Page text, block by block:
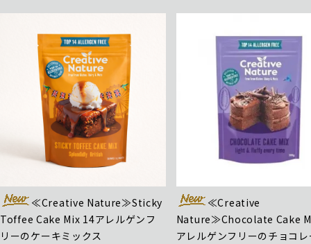
≪Creative Nature≫Sticky
Toffee Cake Mix 14アレルゲンフ
リーのケーキミックス
≪Creative
Nature≫Chocolate Cake
アレルゲンフリーのチョコ